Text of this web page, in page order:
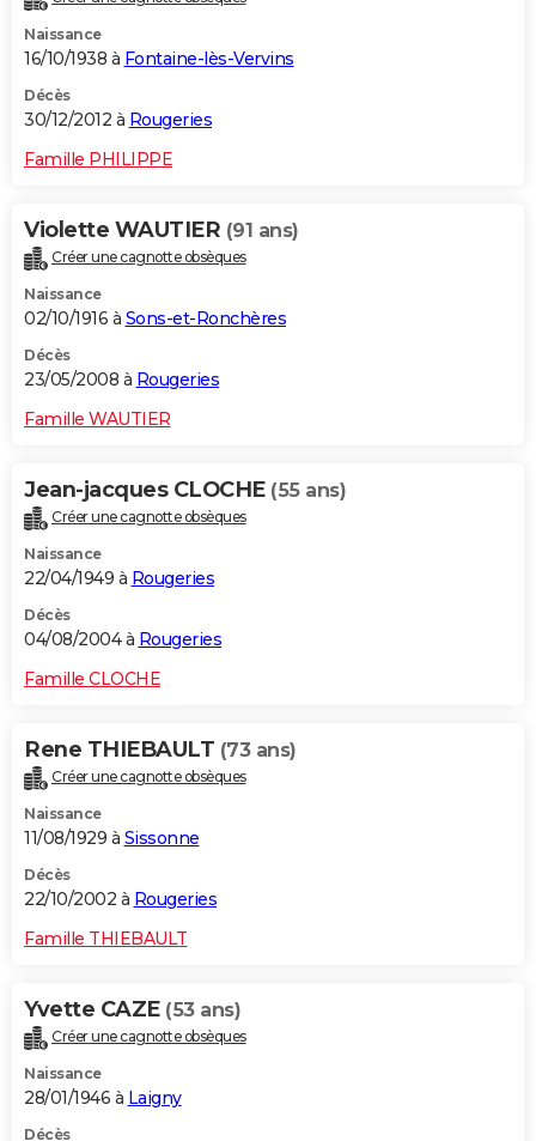
Naissance
16/10/1938 à Fontaine-lès-Vervins
Décès
30/12/2012 à Rougeries
Famille PHILIPPE
Violette WAUTIER (91 ans)
Créer une cagnotte obsèques
Naissance
02/10/1916 à Sons-et-Ronchères
Décès
23/05/2008 à Rougeries
Famille WAUTIER
Jean-jacques CLOCHE (55 ans)
Créer une cagnotte obsèques
Naissance
22/04/1949 à Rougeries
Décès
04/08/2004 à Rougeries
Famille CLOCHE
Rene THIEBAULT (73 ans)
Créer une cagnotte obsèques
Naissance
11/08/1929 à Sissonne
Décès
22/10/2002 à Rougeries
Famille THIEBAULT
Yvette CAZE (53 ans)
Créer une cagnotte obsèques
Naissance
28/01/1946 à Laigny
Décès